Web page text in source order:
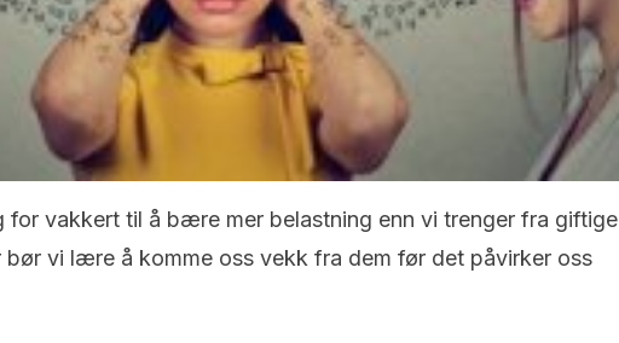
for vakkert til å bære mer belastning enn vi trenger fra giftige
bør vi lære å komme oss vekk fra dem før det påvirker oss